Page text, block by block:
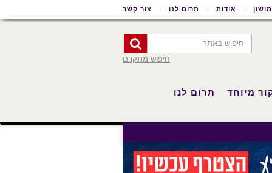
אודות תרום לנו צור קשר
חיפוש מתקדם
מיוחד תרום לנו